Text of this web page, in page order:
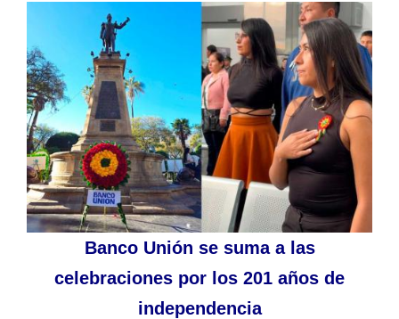
Banco Unión se suma a las
celebraciones por los 201 años de
independencia